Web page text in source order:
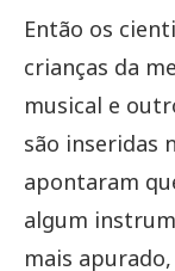
Então os
crianças da
musical e
são inseridas
apontaram
algum
mais